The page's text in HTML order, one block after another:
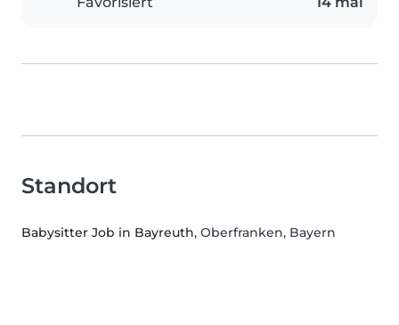
Standort
Babysitter Job in Bayreuth, Oberfranken, Bayern